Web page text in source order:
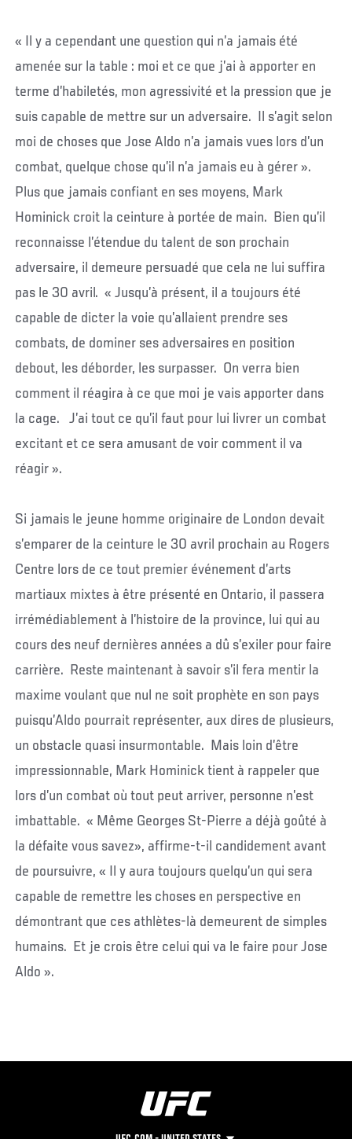
« Il y a cependant une question qui n’a jamais été
amenée sur la table : moi et ce que j’ai à apporter en
terme d’habiletés, mon agressivité et la pression que je
suis capable de mettre sur un adversaire. Il s’agit selon
moi de choses que Jose Aldo n’a jamais vues lors d’un
combat, quelque chose qu’il n’a jamais eu à gérer ».
Plus que jamais confiant en ses moyens, Mark
Hominick croit la ceinture à portée de main. Bien qu’il
reconnaisse l’étendue du talent de son prochain
adversaire, il demeure persuadé que cela ne lui suffira
pas le 30 avril. « Jusqu’à présent, il a toujours été
capable de dicter la voie qu’allaient prendre ses
combats, de dominer ses adversaires en position
debout, les déborder, les surpasser. On verra bien
comment il réagira à ce que moi je vais apporter dans
la cage. J’ai tout ce qu’il faut pour lui livrer un combat
excitant et ce sera amusant de voir comment il va
réagir ».
Si jamais le jeune homme originaire de London devait
s’emparer de la ceinture le 30 avril prochain au Rogers
Centre lors de ce tout premier événement d’arts
martiaux mixtes à être présenté en Ontario, il passera
irrémédiablement à l’histoire de la province, lui qui au
cours des neuf dernières années a dû s’exiler pour faire
carrière. Reste maintenant à savoir s’il fera mentir la
maxime voulant que nul ne soit prophète en son pays
puisqu’Aldo pourrait représenter, aux dires de plusieurs,
un obstacle quasi insurmontable. Mais loin d’être
impressionnable, Mark Hominick tient à rappeler que
lors d’un combat où tout peut arriver, personne n’est
imbattable. « Même Georges St-Pierre a déjà goûté à
la défaite vous savez», affirme-t-il candidement avant
de poursuivre, « Il y aura toujours quelqu’un qui sera
capable de remettre les choses en perspective en
démontrant que ces athlètes-là demeurent de simples
humains. Et je crois être celui qui va le faire pour Jose
Aldo ».